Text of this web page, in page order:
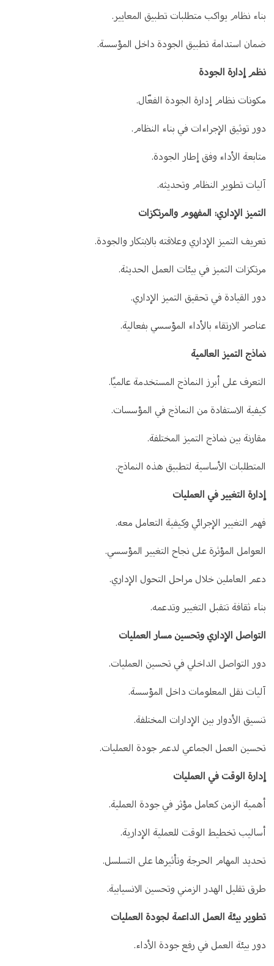
بناء نظام يواكب متطلبات تطبيق المعايير.
ضمان استدامة تطبيق الجودة داخل المؤسسة.
نظم إدارة الجودة
مكونات نظام إدارة الجودة الفعّال.
دور توثيق الإجراءات في بناء النظام.
متابعة الأداء وفق إطار الجودة.
آليات تطوير النظام وتحديثه.
التميز الإداري: المفهوم والمرتكزات
تعريف التميز الإداري وعلاقته بالابتكار والجودة.
مرتكزات التميز في بيئات العمل الحديثة.
دور القيادة في تحقيق التميز الإداري.
عناصر الارتقاء بالأداء المؤسسي بفعالية.
نماذج التميز العالمية
التعرف على أبرز النماذج المستخدمة عالميًا.
كيفية الاستفادة من النماذج في المؤسسات.
مقارنة بين نماذج التميز المختلفة.
المتطلبات الأساسية لتطبيق هذه النماذج.
إدارة التغيير في العمليات
فهم التغيير الإجرائي وكيفية التعامل معه.
العوامل المؤثرة على نجاح التغيير المؤسسي.
دعم العاملين خلال مراحل التحول الإداري.
بناء ثقافة تتقبل التغيير وتدعمه.
التواصل الإداري وتحسين مسار العمليات
دور التواصل الداخلي في تحسين العمليات.
آليات نقل المعلومات داخل المؤسسة.
تنسيق الأدوار بين الإدارات المختلفة.
تحسين العمل الجماعي لدعم جودة العمليات.
إدارة الوقت في العمليات
أهمية الزمن كعامل مؤثر في جودة العملية.
أساليب تخطيط الوقت للعملية الإدارية.
تحديد المهام الحرجة وتأثيرها على التسلسل.
طرق تقليل الهدر الزمني وتحسين الانسيابية.
تطوير بيئة العمل الداعمة لجودة العمليات
دور بيئة العمل في رفع جودة الأداء.